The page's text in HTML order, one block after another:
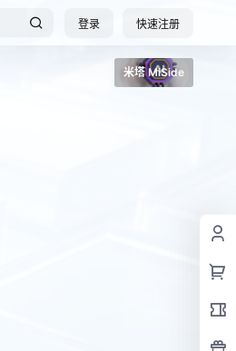
登录 快速注册
米塔 MiSide